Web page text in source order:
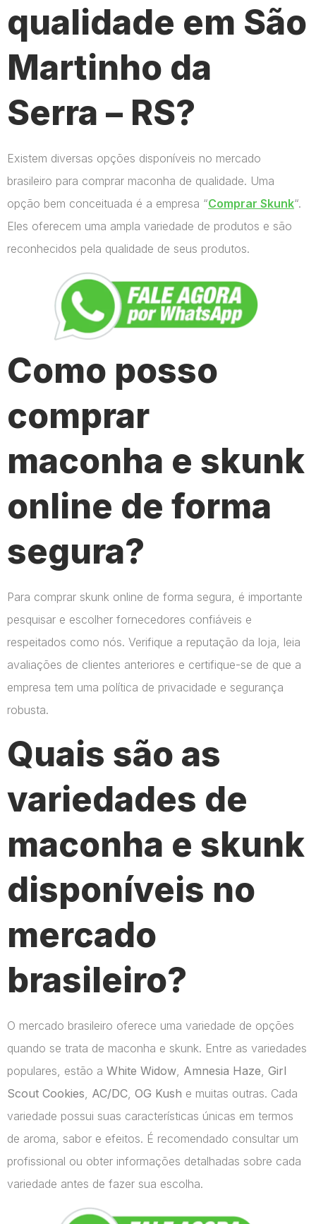
qualidade em São
Martinho da
Serra – RS?
Existem diversas opções disponíveis no mercado
brasileiro para comprar maconha de qualidade. Uma
opção bem conceituada é a empresa “Comprar Skunk“.
Eles oferecem uma ampla variedade de produtos e são
reconhecidos pela qualidade de seus produtos.
Como posso
comprar
maconha e skunk
online de forma
segura?
Para comprar skunk online de forma segura, é importante
pesquisar e escolher fornecedores confiáveis e
respeitados como nós. Verifique a reputação da loja, leia
avaliações de clientes anteriores e certifique-se de que a
empresa tem uma política de privacidade e segurança
robusta.
Quais são as
variedades de
maconha e skunk
disponíveis no
mercado
brasileiro?
O mercado brasileiro oferece uma variedade de opções
quando se trata de maconha e skunk. Entre as variedades
populares, estão a White Widow Amnesia Haze Girl
Scout Cookies AC/DC OG Kush e muitas outras. Cada
variedade possui suas características únicas em termos
de aroma, sabor e efeitos. É recomendado consultar um
profissional ou obter informações detalhadas sobre cada
variedade antes de fazer sua escolha.